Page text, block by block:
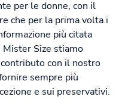
per le donne, con il
che per la prima volta i
più citata
Size stiamo
con il nostro
sempre più
e sui preservativi.